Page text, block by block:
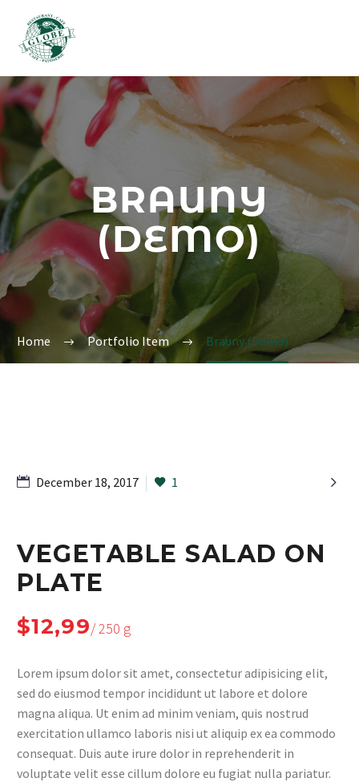
BRAUNY
(DEMO)
Home Portfolio Item Brauny (Demo)

December 18, 2017 1
VEGETABLE SALAD ON
PLATE
$12,99/ 250 g
Lorem ipsum dolor sit amet, consectetur adipisicing elit,
sed do eiusmod tempor incididunt ut labore et dolore
magna aliqua. Ut enim ad minim veniam, quis nostrud
exercitation ullamco laboris nisi ut aliquip ex ea commodo
consequat. Duis aute irure dolor in reprehenderit in
voluptate velit esse cillum dolore eu fugiat nulla pariatur.